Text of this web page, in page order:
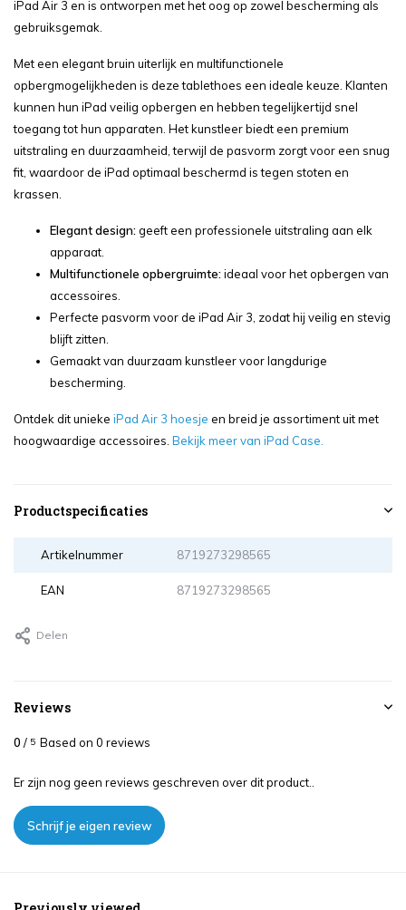
iPad Air 3 en is ontworpen met het oog op zowel bescherming als
gebruiksgemak.
Met een elegant bruin uiterlijk en multifunctionele
opbergmogelijkheden is deze tablethoes een ideale keuze. Klanten
kunnen hun iPad veilig opbergen en hebben tegelijkertijd snel
toegang tot hun apparaten. Het kunstleer biedt een premium
uitstraling en duurzaamheid, terwijl de pasvorm zorgt voor een snug
fit, waardoor de iPad optimaal beschermd is tegen stoten en
krassen.
Elegant design: geeft een professionele uitstraling aan elk
apparaat.
Multifunctionele opbergruimte: ideaal voor het opbergen van
accessoires.
Perfecte pasvorm voor de iPad Air 3, zodat hij veilig en stevig
blijft zitten.
Gemaakt van duurzaam kunstleer voor langdurige
bescherming.
Ontdek dit unieke iPad Air 3 hoesje en breid je assortiment uit met
hoogwaardige accessoires. Bekijk meer van iPad Case.
Productspecificaties
Artikelnummer 8719273298565
EAN 8719273298565
Delen
Reviews
0 / 5 Based on 0 reviews
Er zijn nog geen reviews geschreven over dit product..
Schrijf je eigen review